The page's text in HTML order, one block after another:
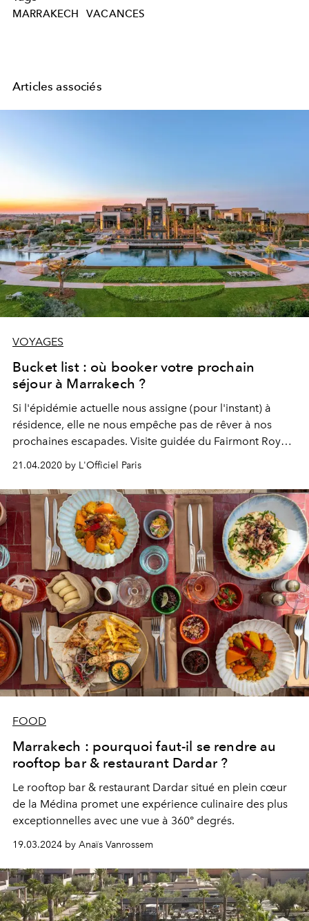
MARRAKECH VACANCES
Articles associés
VOYAGES
Bucket list : où booker votre prochain
séjour à Marrakech ?
Si l'épidémie actuelle nous assigne (pour l'instant) à
résidence, elle ne nous empêche pas de rêver à nos
prochaines escapades. Visite guidée du Fairmont Royal
Palm Marrakech, destination idéale où booker son
prochain séjour à Marrakech, fût-il lointain.
21.04.2020 by L'Officiel Paris
FOOD
Marrakech : pourquoi faut-il se rendre au
rooftop bar & restaurant Dardar ?
Le rooftop bar & restaurant Dardar situé en plein cœur
de la Médina promet une expérience culinaire des plus
exceptionnelles avec une vue à 360° degrés.
19.03.2024 by Anaïs Vanrossem